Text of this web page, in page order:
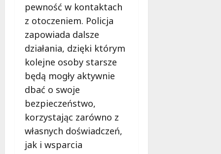
pewność w kontaktach
z otoczeniem. Policja
zapowiada dalsze
działania, dzięki którym
kolejne osoby starsze
będą mogły aktywnie
dbać o swoje
bezpieczeństwo,
korzystając zarówno z
własnych doświadczeń,
jak i wsparcia